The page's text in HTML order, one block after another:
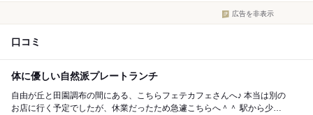
広告を非表示
口コミ
体に優しい自然派プレートランチ
自由が丘と田園調布の間にある、こちらフェテカフェさんへ♪ 本当は別の
お店に行く予定でしたが、休業だったため急遽こちらへ＾＾ 駅から少し